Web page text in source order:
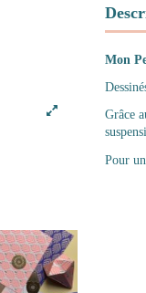
Mon
Grâce
Pour